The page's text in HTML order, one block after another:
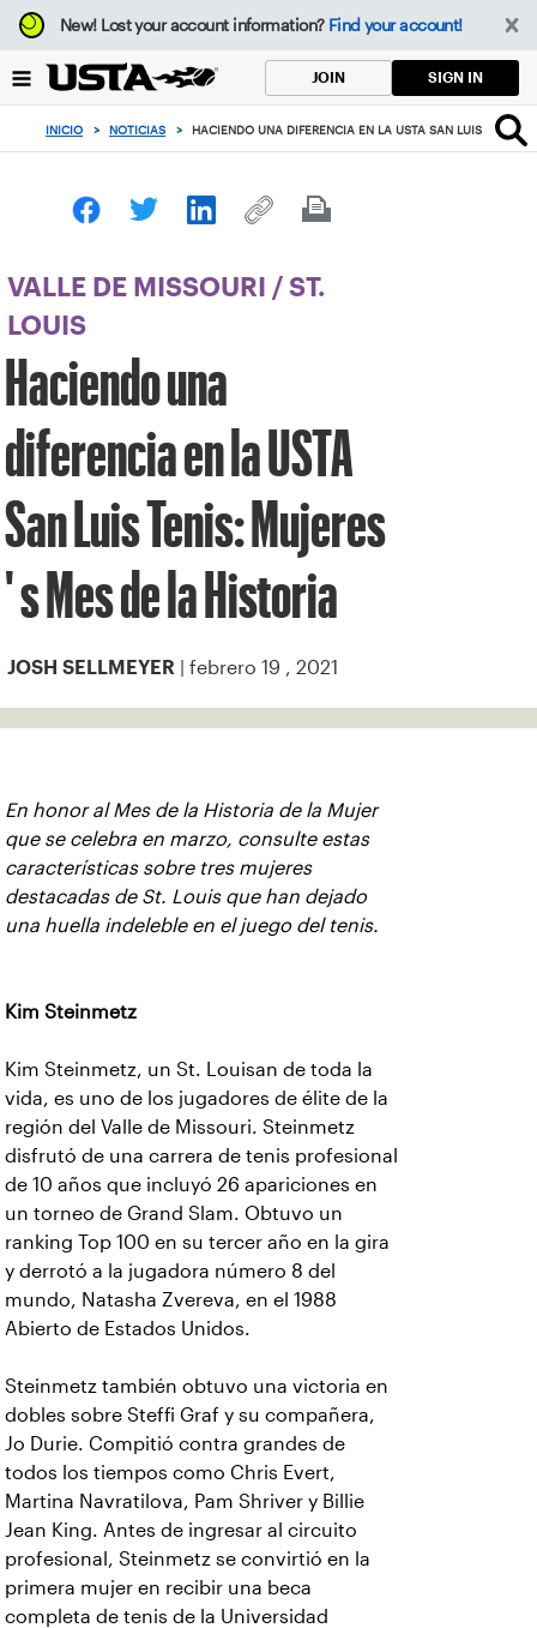
Enfoque
desde
botón
volver
principio
New!Lost your account information? Find your account!
JOIN SIGN IN
INICIO > NOTICIAS > HACIENDO UNA DIFERENCIA EN LA USTA SAN LUIS TENIS:
VALLE DE MISSOURI / ST.
LOUIS
Haciendo una
diferencia en la USTA
San Luis Tenis: Mujeres
' s Mes de la Historia
JOSH SELLMEYER | febrero 19 , 2021
En honor al Mes de la Historia de la Mujer
que se celebra en marzo, consulte estas
características sobre tres mujeres
destacadas de St. Louis que han dejado
una huella indeleble en el juego del tenis.
Kim Steinmetz
Kim Steinmetz, un St. Louisan de toda la
vida, es uno de los jugadores de élite de la
región del Valle de Missouri. Steinmetz
disfrutó de una carrera de tenis profesional
de 10 años que incluyó 26 apariciones en
un torneo de Grand Slam. Obtuvo un
ranking Top 100 en su tercer año en la gira
y derrotó a la jugadora número 8 del
mundo, Natasha Zvereva, en el 1988
Abierto de Estados Unidos.
Steinmetz también obtuvo una victoria en
dobles sobre Steffi Graf y su compañera,
Jo Durie. Compitió contra grandes de
todos los tiempos como Chris Evert,
Martina Navratilova, Pam Shriver y Billie
Jean King. Antes de ingresar al circuito
profesional, Steinmetz se convirtió en la
primera mujer en recibir una beca
completa de tenis de la Universidad